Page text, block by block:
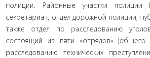
полиции. Районные участки
секретариат, отдел дорожной полиции,
также отдел по расследованию
состоящий из пяти «отрядов» (общего
расследованию технических